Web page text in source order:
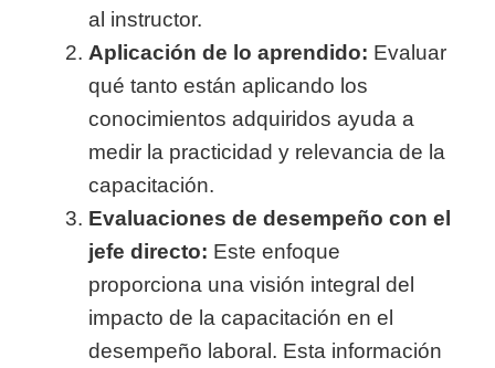
al instructor.
Aplicación de lo aprendido: Evaluar
qué tanto están aplicando los
conocimientos adquiridos ayuda a
medir la practicidad y relevancia de la
capacitación.
Evaluaciones de desempeño con el
jefe directo: Este enfoque
proporciona una visión integral del
impacto de la capacitación en el
desempeño laboral. Esta información